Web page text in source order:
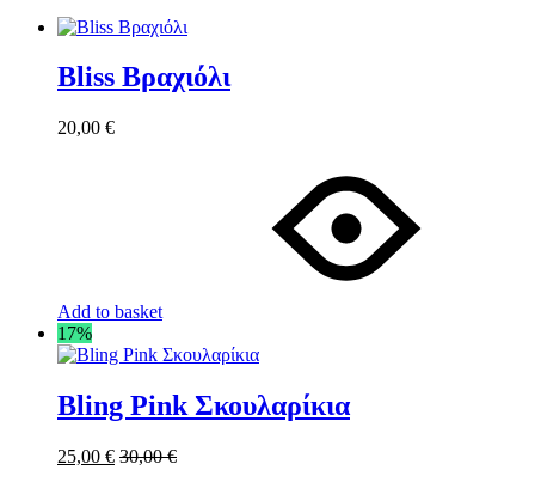
Bliss Βραχιόλι
20,00 €
Add to basket
17%
Bling Pink Σκουλαρίκια
25,00 € 30,00€